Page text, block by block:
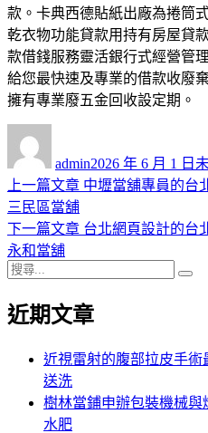
款。卡典西德貼紙出廠為捲筒
乾衣物功能貸款用持有房屋貸
款借錢服務靈活銀行式經營管
給您最快速及專業的借款收廢
擁有專業廢五金回收設定期。
admin佈
日
2026 年 6 月 1 日 類
文
章
導
覽
上一篇文章 上
篇
中壢當舖專員的台
三民區當舖
下一篇文章 下
章:
台北網頁設計的台
永和當舖
搜
關
近期文章
近視雷射的腹部拉皮手
送洗
樹林當鋪申辦包裝機械
水肥